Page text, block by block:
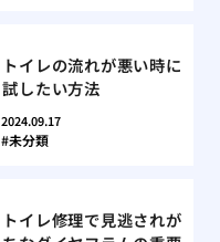
トイレの流れが悪い時に
試したい方法
2024.09.17
未分類
トイレ修理で見逃されが